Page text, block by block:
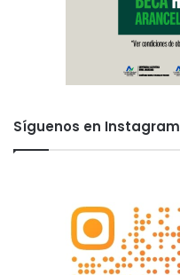
Síguenos en Instagram